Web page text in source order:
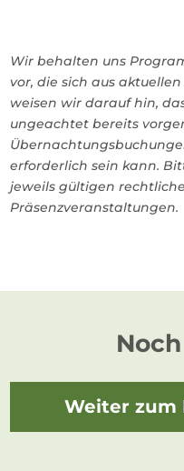
Wir behalten uns
vor, die sich aus
weisen wir darauf hin,
ungeachtet bereits
erforderlich sein kann.
jeweils gültigen
Präsenzveranstaltungen.
Weiter zum